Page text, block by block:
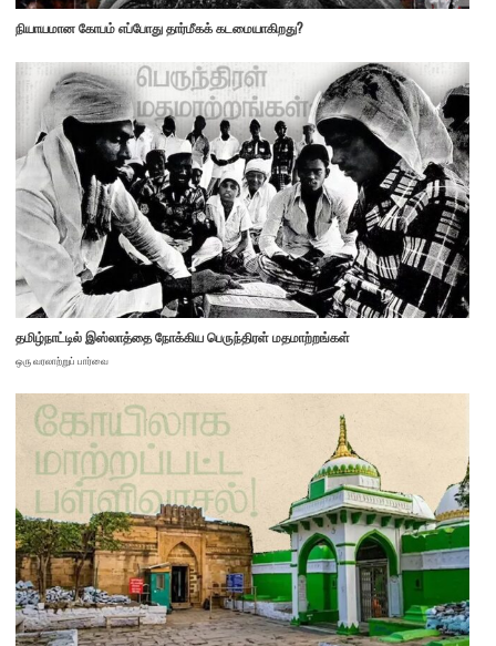
நியாயமான கோபம் எப்போது தார்மீகக் கடமையாகிறது?
தமிழ்நாட்டில் இஸ்லாத்தை நோக்கிய பெருந்திரள் மதமாற்றங்கள்
ஒரு வரலாற்றுப் பார்வை